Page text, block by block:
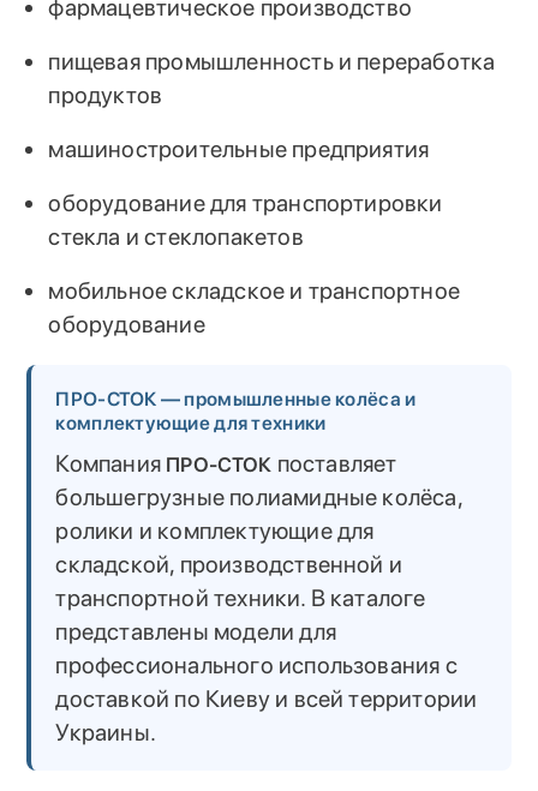
фармацевтическое производство
пищевая промышленность и переработка
продуктов
машиностроительные предприятия
оборудование для транспортировки
стекла и стеклопакетов
мобильное складское и транспортное
оборудование
ПРО-СТОК — промышленные колёса и
комплектующие для техники
Компания ПРО-СТОК поставляет
большегрузные полиамидные колёса,
ролики и комплектующие для
складской, производственной и
транспортной техники. В каталоге
представлены модели для
профессионального использования с
доставкой по Киеву и всей территории
Украины.